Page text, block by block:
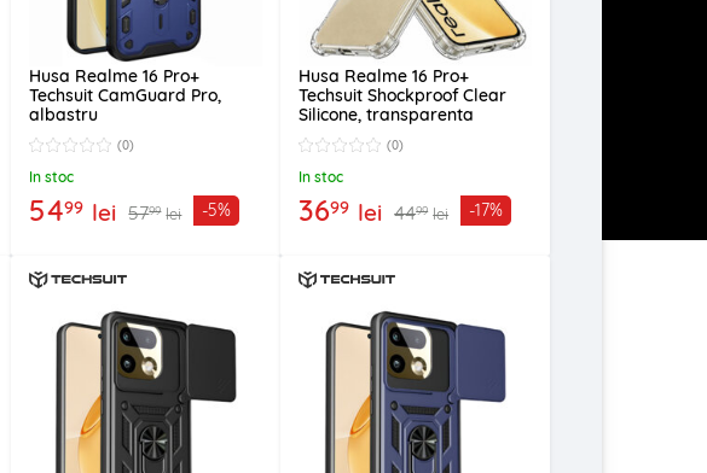
Husa Realme 16 Pro+
Techsuit CamGuard Pro,
albastru
(0)
In stoc
5499 lei 5799 lei -5%
Husa Realme 16 Pro+
Techsuit Shockproof Clear
Silicone, transparenta
(0)
In stoc
3699 lei 4499 lei -17%